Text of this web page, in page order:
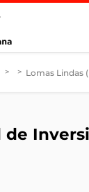
> > Lomas Lindas